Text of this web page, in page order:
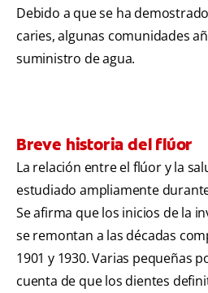
Debido a que se ha
caries, algunas comunidades
suministro de agua.
Breve historia del flúor
La relación entre el flúor y la
estudiado ampliamente
Se afirma que los inicios de la
se remontan a las décadas
1901 y 1930. Varias pequeñas
cuenta de que los dientes